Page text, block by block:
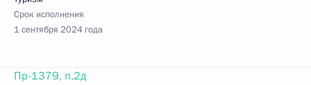
Срок исполнения
1 сентября 2024 года
Пр-1379, п.2д